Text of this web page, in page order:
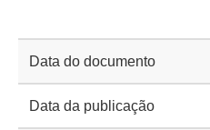
Data do documento
Data da publicação